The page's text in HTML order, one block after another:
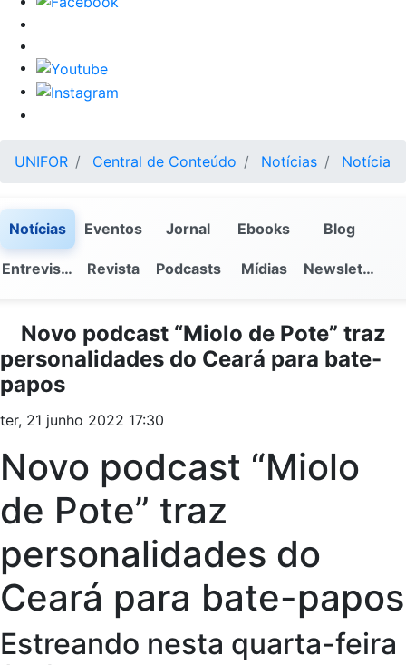
UNIFOR Central de Conteúdo Notícias Notícia
Notícias Eventos Jornal Ebooks Blog
Entrevistas Revista Podcasts Mídias Newsletter
Novo podcast “Miolo de Pote” traz
personalidades do Ceará para bate-
papos
ter, 21 junho 2022 17:30
Novo podcast “Miolo
de Pote” traz
personalidades do
Ceará para bate-papos
Estreando nesta quarta-feira